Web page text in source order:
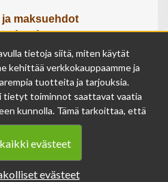
maksuehdot
meistä
lahjakortti
avoinna
pe 9 - 17
9 - 14
suljettu
tietoja siitä, miten käytät
kehittää verkkokauppaamme ja
tuotteita ja tarjouksia.
tietyt toiminnot saattavat vaatia
kunnolla. Tämä tarkoittaa, että
tiedot voivat kertyä,
käytön. Näitä tietoja
parantamiseen, eikä niistä
evästeet
evästeet